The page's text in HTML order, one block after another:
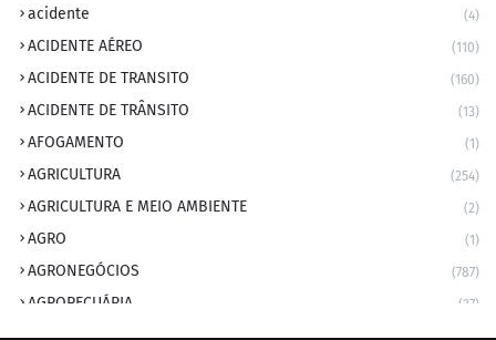
acidente (4)
ACIDENTE AÉREO (110)
ACIDENTE DE TRANSITO (160)
ACIDENTE DE TRÂNSITO (13)
AFOGAMENTO (1)
AGRICULTURA (254)
AGRICULTURA E MEIO AMBIENTE (2)
AGRO (1)
AGRONEGÓCIOS (787)
AGROPECUÁRIA (37)
AMBIENTE